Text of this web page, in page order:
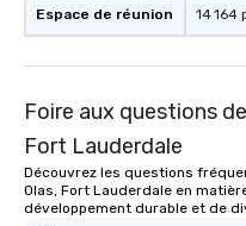
Espace de réunion 14 164
Foire aux questions
Fort Lauderdale
Découvrez les questions
Olas, Fort Lauderdale en
développement durable et de